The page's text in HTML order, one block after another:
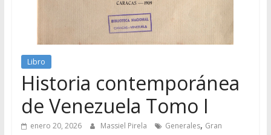
Libro
Historia contemporánea
de Venezuela Tomo I
enero 20, 2026 Massiel Pirela Generales, Gran